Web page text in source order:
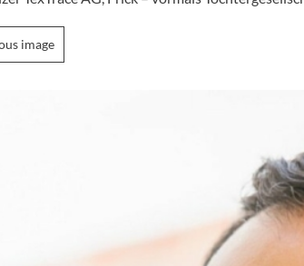
image